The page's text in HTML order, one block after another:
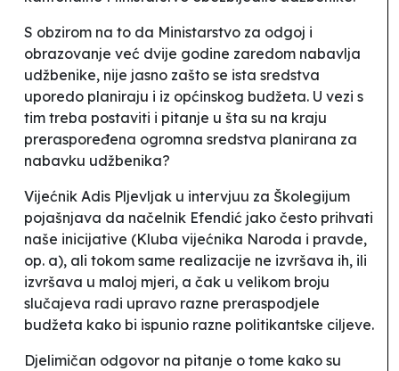
S obzirom na to da Ministarstvo za odgoj i
obrazovanje već dvije godine zaredom nabavlja
udžbenike, nije jasno zašto se ista sredstva
uporedo planiraju i iz općinskog budžeta. U vezi s
tim treba postaviti i pitanje u šta su na kraju
preraspoređena ogromna sredstva planirana za
nabavku udžbenika?
Vijećnik Adis Pljevljak u intervjuu za Školegijum
pojašnjava da načelnik Efendić jako često prihvati
naše inicijative (Kluba vijećnika Naroda i pravde,
op. a), ali tokom same realizacije ne izvršava ih, ili
izvršava u maloj mjeri, a čak u velikom broju
slučajeva radi upravo razne preraspodjele
budžeta kako bi ispunio razne politikantske ciljeve.
Djelimičan odgovor na pitanje o tome kako su